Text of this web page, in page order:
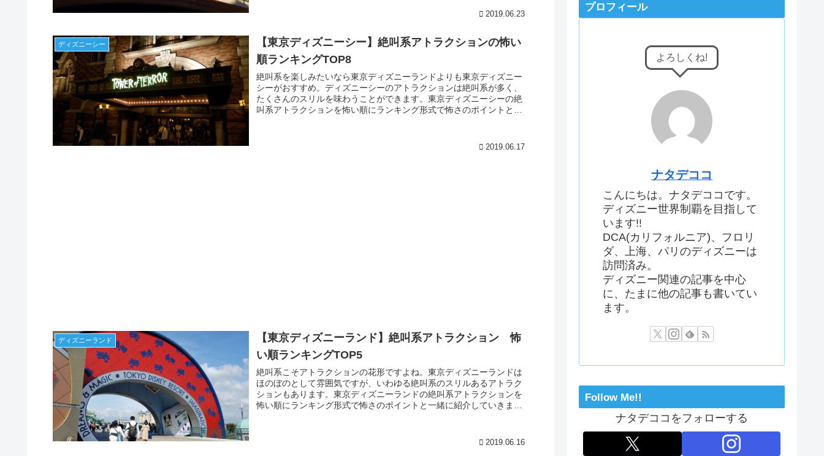
2019.06.23
ディズニーシー
【東京ディズニーシー】絶叫系アトラクションの怖い
順ランキングTOP8
絶叫系を楽しみたいなら東京ディズニーランドよりも東京ディズニー
シーがおすすめ。ディズニーシーのアトラクションは絶叫系が多く、
たくさんのスリルを味わうことができます。東京ディズニーシーの絶
叫系アトラクションを怖い順にランキング形式で怖さのポイントと一
2019.06.17
ディズニーランド
【東京ディズニーランド】絶叫系アトラクション 怖
い順ランキングTOP5
絶叫系こそアトラクションの花形ですよね。東京ディズニーランドは
ほのぼのとして雰囲気ですが、いわゆる絶叫系のスリルあるアトラク
ションもあります。東京ディズニーランドの絶叫系アトラクションを
怖い順にランキング形式で怖さのポイントと一緒に紹介していきま
2019.06.16
プロフィール
よろしくね!
ナタデココ
こんにちは。ナタデココです。
ディズニー世界制覇を目指して
います!!
DCA(カリフォルニア)、フロリ
ダ、上海、パリのディズニーは
訪問済み。
ディズニー関連の記事を中心
に、たまに他の記事も書いてい
ます。
Follow Me!!
ナタデココをフォローする